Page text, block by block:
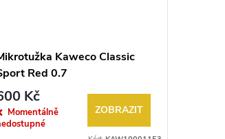
Kaweco Classic
Red 0.7
Kč
Momentálně
ZOBRAZIT